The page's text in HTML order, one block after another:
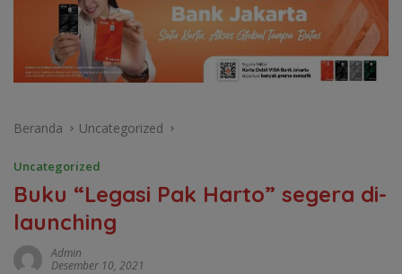
Beranda Uncategorized
Uncategorized
Buku “Legasi Pak Harto” segera di-
launching
Admin
Desember 10, 2021